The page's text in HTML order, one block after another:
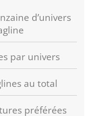
d’univers
par univers
au total
préférées